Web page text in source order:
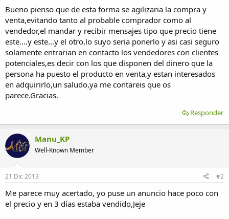
d
e
l
t
e
m
a
i
c
i
o
Bueno pienso que de esta forma se agilizaria la compra y
venta,evitando tanto al probable comprador como al
vendedor,el mandar y recibir mensajes tipo que precio tiene
este....y este...y el otro,lo suyo seria ponerlo y asi casi seguro
solamente entrarian en contacto los vendedores con clientes
potenciales,es decir con los que disponen del dinero que la
persona ha puesto el producto en venta,y estan interesados
en adquirirlo,un saludo,ya me contareis que os
parece.Gracias.
Responder
Manu_KP
Well-Known Member
21 Dic 2013 #2
Me parece muy acertado, yo puse un anuncio hace poco con
el precio y en 3 días estaba vendido,Jeje